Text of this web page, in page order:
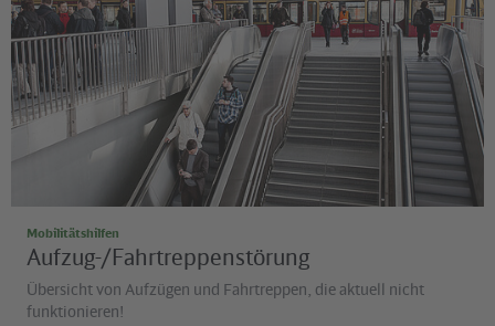
Mobilitätshilfen
Aufzug-/Fahrtreppenstörung
Übersicht von Aufzügen und Fahrtreppen, die aktuell nicht
funktionieren!